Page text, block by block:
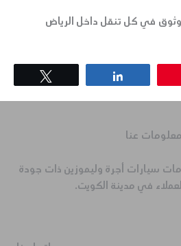
في كل تنقل داخل الرياض
معلومات عنا
سيارات أجرة وليموزين ذات جودة
في مدينة الكويت.